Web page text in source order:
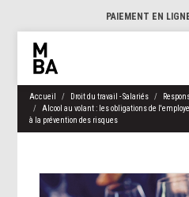
PAIEMENT EN
Accueil Droit du travail - Salariés
Alcool au volant : les obligations de
à la prévention des risques